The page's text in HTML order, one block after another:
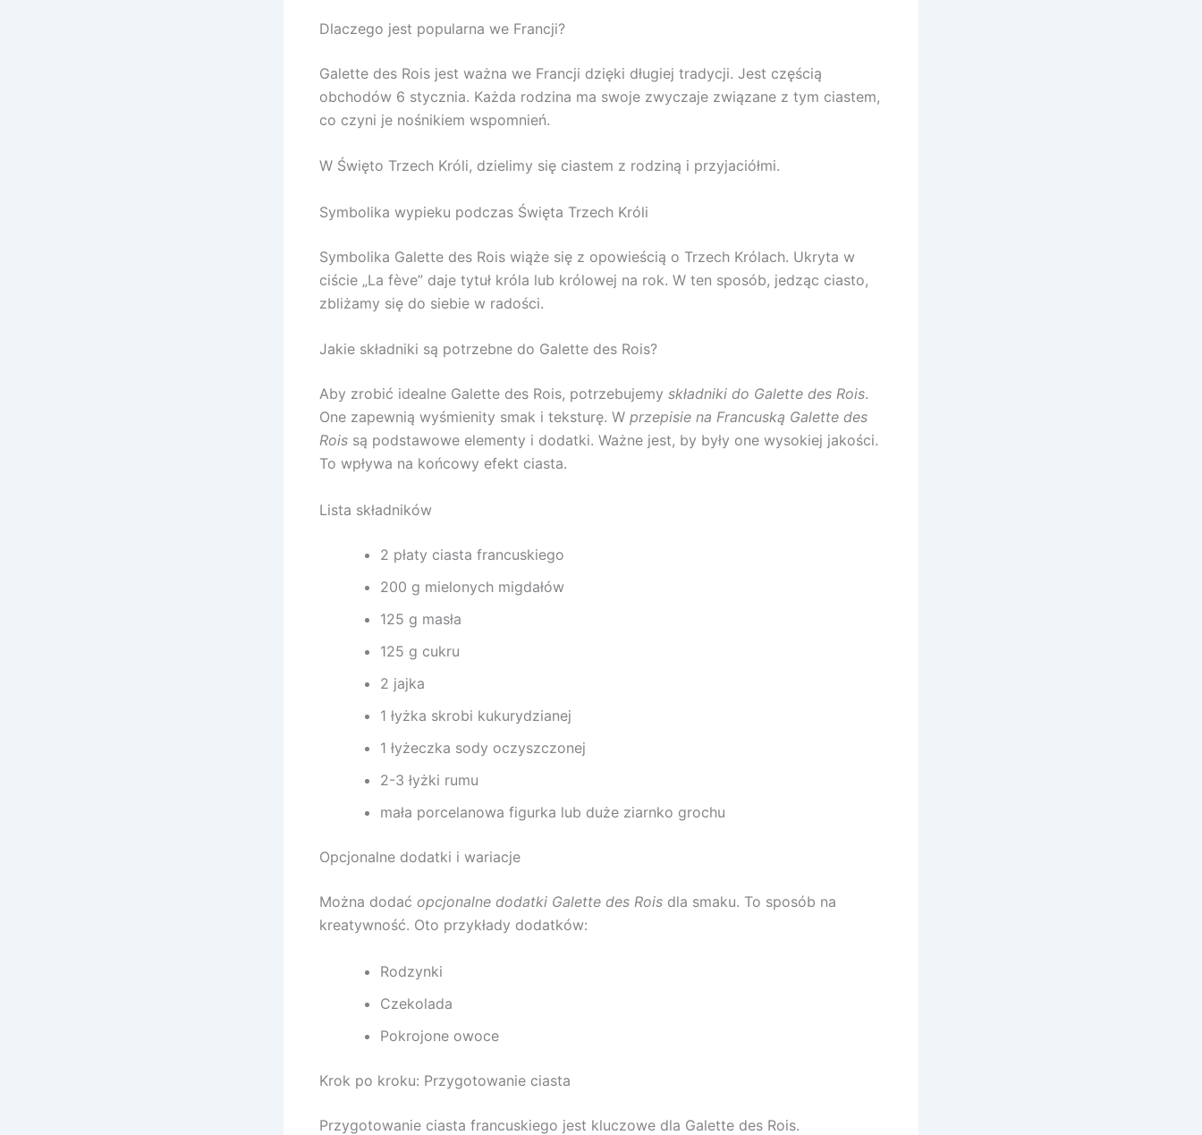
Dlaczego jest popularna we Francji?
Galette des Rois jest ważna we Francji dzięki długiej tradycji. Jest częścią
obchodów 6 stycznia. Każda rodzina ma swoje zwyczaje związane z tym ciastem,
co czyni je nośnikiem wspomnień.
W Święto Trzech Króli, dzielimy się ciastem z rodziną i przyjaciółmi.
Symbolika wypieku podczas Święta Trzech Króli
Symbolika Galette des Rois wiąże się z opowieścią o Trzech Królach. Ukryta w
ciście „La fève” daje tytuł króla lub królowej na rok. W ten sposób, jedząc ciasto,
zbliżamy się do siebie w radości.
Jakie składniki są potrzebne do Galette des Rois?
Aby zrobić idealne Galette des Rois, potrzebujemy składniki do Galette des Rois.
One zapewnią wyśmienity smak i teksturę. W przepisie na Francuską Galette des
Rois są podstawowe elementy i dodatki. Ważne jest, by były one wysokiej jakości.
To wpływa na końcowy efekt ciasta.
Lista składników
2 płaty ciasta francuskiego
200 g mielonych migdałów
125 g masła
125 g cukru
2 jajka
1 łyżka skrobi kukurydzianej
1 łyżeczka sody oczyszczonej
2-3 łyżki rumu
mała porcelanowa figurka lub duże ziarnko grochu
Opcjonalne dodatki i wariacje
Można dodać opcjonalne dodatki Galette des Rois dla smaku. To sposób na
kreatywność. Oto przykłady dodatków:
Rodzynki
Czekolada
Pokrojone owoce
Krok po kroku: Przygotowanie ciasta
Przygotowanie ciasta francuskiego jest kluczowe dla Galette des Rois.